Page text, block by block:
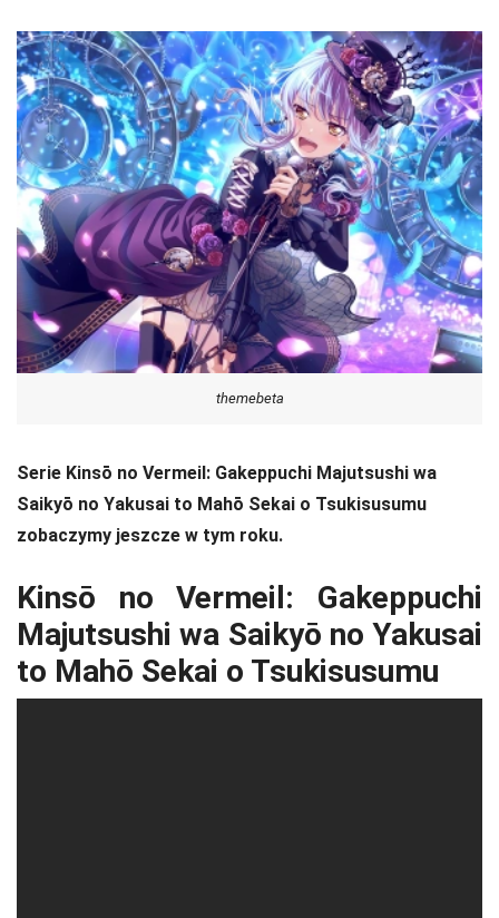
themebeta
Serie Kinsō no Vermeil: Gakeppuchi Majutsushi wa
Saikyō no Yakusai to Mahō Sekai o Tsukisusumu
zobaczymy jeszcze w tym roku.
Kinsō no Vermeil: Gakeppuchi
Majutsushi wa Saikyō no Yakusai
to Mahō Sekai o Tsukisusumu